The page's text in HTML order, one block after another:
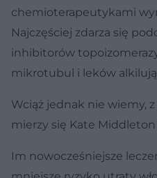
chemioterapeutykami
Najczęściej zdarza się
inhibitorów
mikrotubul i leków
Wciąż jednak nie wiemy,
mierzy się Kate Middleton
Im nowocześniejsze